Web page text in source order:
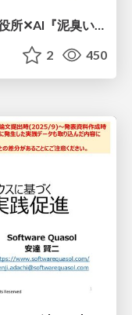
研修担当者が一番伸びた 熊本市役所✕AI『泥臭いAI研修』のワークショップ設計について
2 450